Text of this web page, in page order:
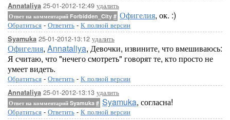
Annataliya 25-01-2012-12:49 удалить
Ответ на комментарий Forbidden_City # Офигелия, ок. :)
Обратиться - Ответить - К полной версии
Syamuka 25-01-2012-13:12 удалить
Офигелия, Annataliya, Девочки, извините, что вмешиваюсь:
Я считаю, что "нечего смотреть" говорят те, кто просто не
умеет видеть.
Обратиться - Ответить - К полной версии
Annataliya 25-01-2012-13:13 удалить
Ответ на комментарий Syamuka # Syamuka, согласна!
Обратиться - Ответить - К полной версии